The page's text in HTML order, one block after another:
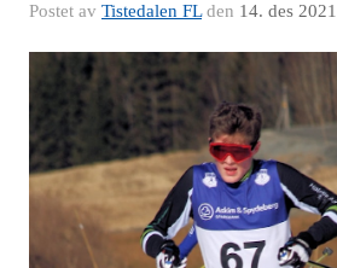
Postet av Tistedalen FLden 14. des 2021